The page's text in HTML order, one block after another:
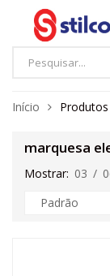
Início
marquesa
Mostrar: 03 /